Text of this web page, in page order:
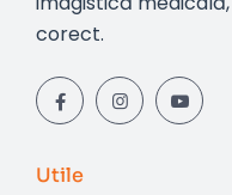
corect.
Utile